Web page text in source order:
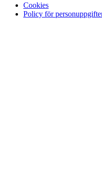
Cookies
Policy för